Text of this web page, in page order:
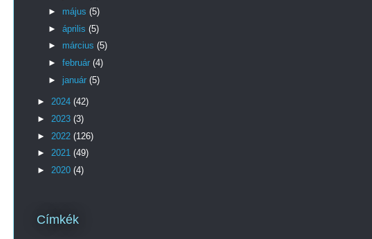
► május (5)
► április (5)
► március (5)
► február (4)
► január (5)
► 2024 (42)
► 2023 (3)
► 2022 (126)
► 2021 (49)
► 2020 (4)
Címkék